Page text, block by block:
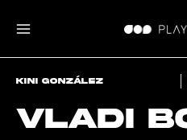
Kini González
Vladi